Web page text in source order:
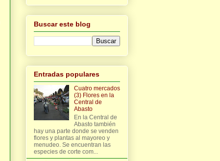
Buscar este blog
Entradas populares
Cuatro mercados
(3) Flores en la
Central de
Abasto
En la Central de
Abasto también
hay una parte donde se venden
flores y plantas al mayoreo y
menudeo. Se encuentran las
especies de corte com...